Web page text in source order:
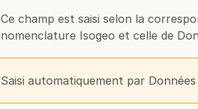
Ce champ est saisi selon la
nomenclature Isogeo et celle de
Saisi automatiquement par Données